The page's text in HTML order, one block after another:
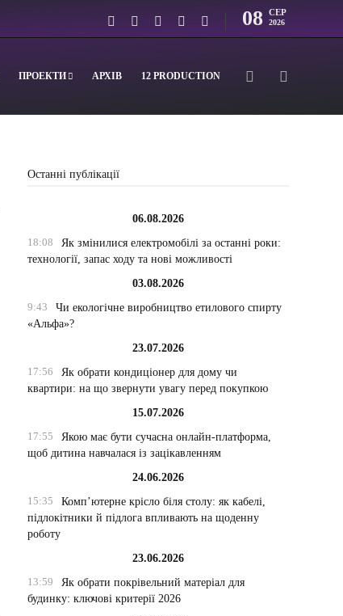
08 СЕР
2026
ПРОЕКТИ АРХІВ 12 PRODUCTION
Останні публікації
06.08.2026
18:08
Як змінилися електромобілі за останні роки:
технології, запас ходу та нові можливості
03.08.2026
9:43
Чи екологічне виробництво етилового спирту
«Альфа»?
23.07.2026
17:56
Як обрати кондиціонер для дому чи
квартири: на що звернути увагу перед покупкою
15.07.2026
17:55
Якою має бути сучасна онлайн-платформа,
щоб дитина навчалася із зацікавленням
24.06.2026
15:35
Комп’ютерне крісло біля столу: як кабелі,
підлокітники й підлога впливають на щоденну
роботу
23.06.2026
13:59
Як обрати покрівельний матеріал для
будинку: ключові критерії 2026